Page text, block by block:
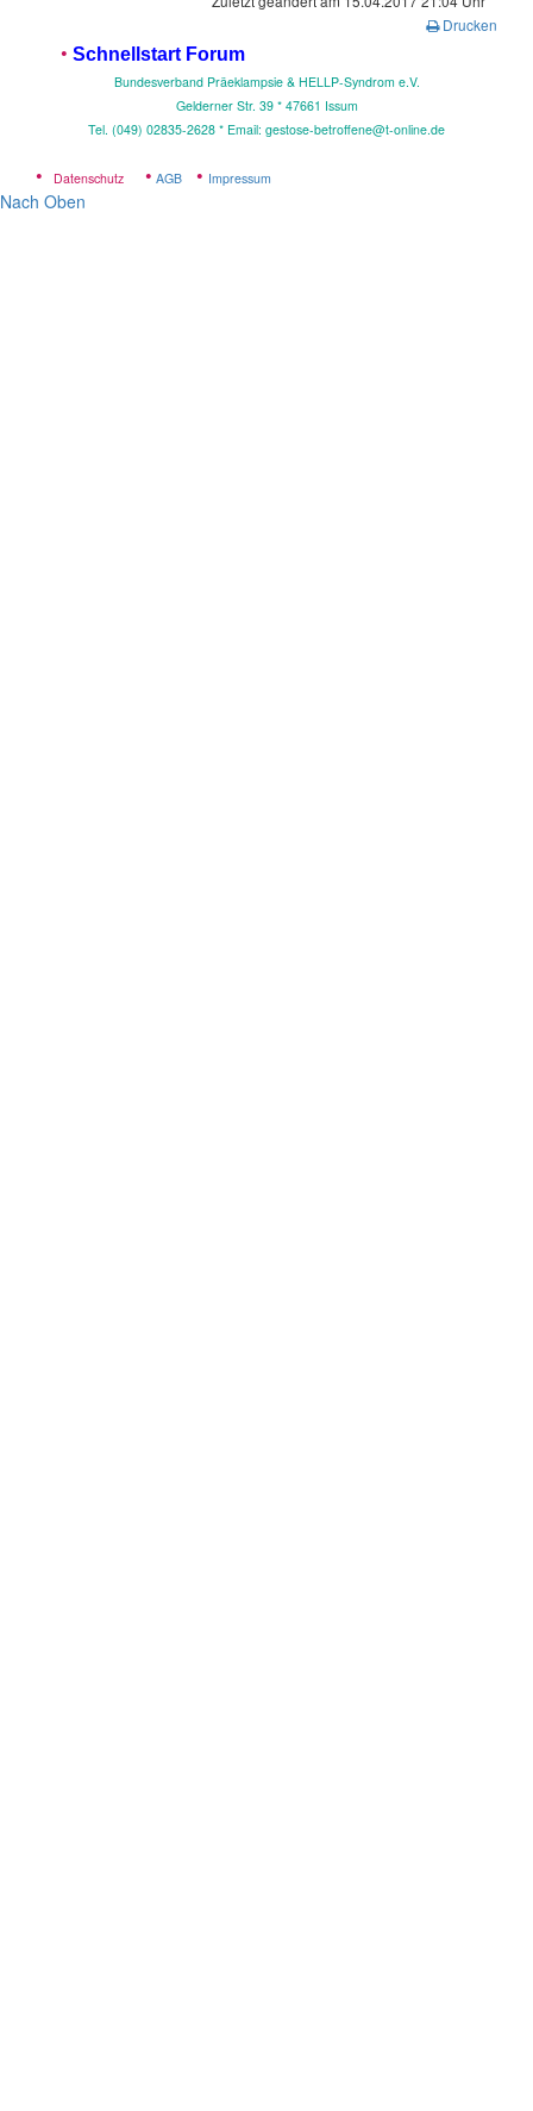
Drucken
• Schnellstart Forum
Bundesverband Präeklampsie & HELLP-Syndrom e.V.
Gelderner Str. 39 * 47661 Issum
Tel. (049) 02835-2628 * Email: gestose-betroffene@t-online.de
• Datenschutz • AGB • Impressum
Nach Oben